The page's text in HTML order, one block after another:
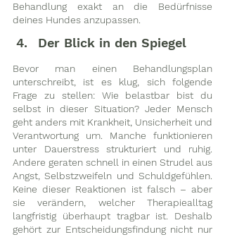
Behandlung exakt an die Bedürfnisse
deines Hundes anzupassen.
Der Blick in den Spiegel
Bevor man einen Behandlungsplan
unterschreibt, ist es klug, sich folgende
Frage zu stellen: Wie belastbar bist du
selbst in dieser Situation? Jeder Mensch
geht anders mit Krankheit, Unsicherheit und
Verantwortung um. Manche funktionieren
unter Dauerstress strukturiert und ruhig.
Andere geraten schnell in einen Strudel aus
Angst, Selbstzweifeln und Schuldgefühlen.
Keine dieser Reaktionen ist falsch – aber
sie verändern, welcher Therapiealltag
langfristig überhaupt tragbar ist. Deshalb
gehört zur Entscheidungsfindung nicht nur